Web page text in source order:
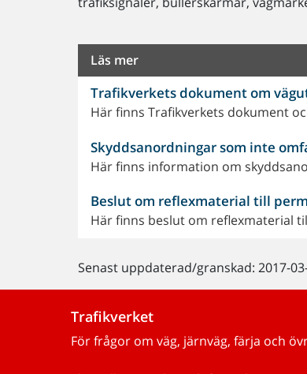
Läs mer
Trafikverkets dokument om
Här finns Trafikverkets dokument
Skyddsanordningar som inte
Här finns information om
Beslut om reflexmaterial till
Här finns beslut om reflexmaterial
Senast uppdaterad/granskad: 2017-
Trafikverket
För frågor om väg, järnväg, färja och